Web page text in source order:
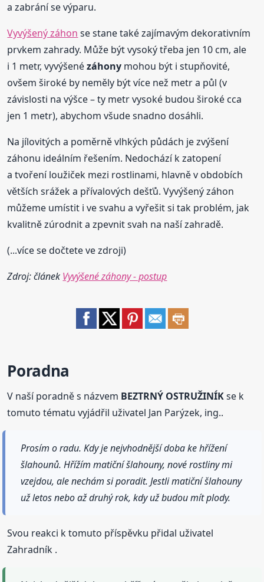
a zabrání se výparu.
Vyvýšený záhon se stane také zajímavým dekorativním
prvkem zahrady. Může být vysoký třeba jen 10 cm, ale
i 1 metr, vyvýšenézáhony mohou být i stupňovité,
ovšem široké by neměly být více než metr a půl (v
závislosti na výšce – ty metr vysoké budou široké cca
jen 1 metr), abychom všude snadno dosáhli.
Na jílovitých a poměrně vlhkých půdách je zvýšení
záhonu ideálním řešením. Nedochází k zatopení
a tvoření loužiček mezi rostlinami, hlavně v obdobích
větších srážek a přívalových dešťů. Vyvýšený záhon
můžeme umístit i ve svahu a vyřešit si tak problém, jak
kvalitně zúrodnit a zpevnit svah na naší zahradě.
(...více se dočtete ve zdroji)
Zdroj: článek Vyvýšené záhony - postup
Poradna
V naší poradně s názvem BEZTRNÝ OSTRUŽINÍKse k
tomuto tématu vyjádřil uživatel Jan Parýzek, ing..
Prosím o radu. Kdy je nejvhodnější doba ke hřížení
šlahounů. Hřížím matiční šlahouny, nové rostliny mi
vzejdou, ale nechám si poradit. Jestli matiční šlahouny
už letos nebo až druhý rok, kdy už budou mít plody.
Svou reakci k tomuto příspěvku přidal uživatel
Zahradník .